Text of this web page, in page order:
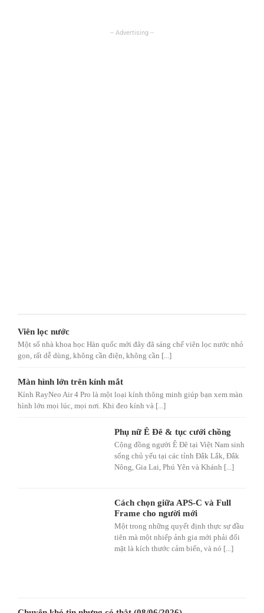
Viên lọc nước
Một số nhà khoa học Hàn quốc mới đây đã sáng chế viên lọc nước nhỏ
gọn, rất dễ dùng, không cần điện, không cần [...]
Màn hình lớn trên kính mắt
Kính RayNeo Air 4 Pro là một loại kính thông minh giúp bạn xem màn
hình lớn mọi lúc, mọi nơi. Khi đeo kính và [...]
Phụ nữ Ê Đê & tục cưới chồng
Cộng đồng người Ê Đê tại Việt Nam sinh
sống chủ yếu tại các tỉnh Đắk Lắk, Đắk
Nông, Gia Lai, Phú Yên và Khánh [...]
Cách chọn giữa APS-C và Full
Frame cho người mới
Một trong những quyết định thực sự đầu
tiên mà một nhiếp ảnh gia mới phải đối
mặt là kích thước cảm biến, và nó [...]